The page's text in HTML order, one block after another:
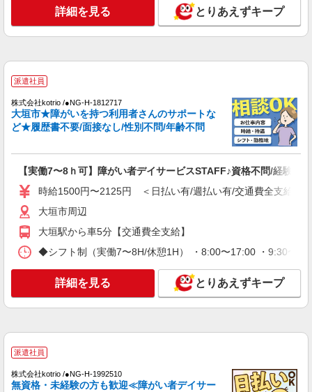
シニア向けマンションで見守り・食事配膳など
通費全支給(ガソリン代含む)＞
大垣市
キープ 詳細を見る
派遣社員
株式会社kotrio /●NG-H-1992450
員募集＊.・：゜
時給1500円〜2125円 ＜日払い有/週払い有/交
通費全支給(ガソリン代含む)＞
大垣市
キープ 詳細を見る
株式会社kotrio /●NG-H-2029577
＜大垣＞デイサービスSTAFF＊16時退社も
OK！子育て世代活躍中
詳細を見る とりあえずキープ
派遣社員
株式会社kotrio /●NG-H-1812717
大垣市★障がいを持つ利用者さんのサポートな
ど★履歴書不要/面接なし/性別不問/年齢不問
【実働7〜8ｈ可】障がい者デイサービスSTAFF♪資格不問/経験不問
時給1500円〜2125円 ＜日払い有/週払い有/交通費全支給(ガ
大垣市周辺
大垣駅から車5分【交通費全支給】
◆シフト制（実働7〜8H/休憩1H） ・8:00〜17:00 ・9:30〜
詳細を見る とりあえずキープ
派遣社員
株式会社kotrio /●NG-H-1992510
無資格・未経験の方も歓迎≪障がい者デイサー